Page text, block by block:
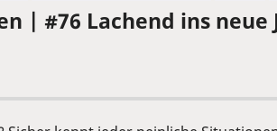
| #76 Lachend ins neue